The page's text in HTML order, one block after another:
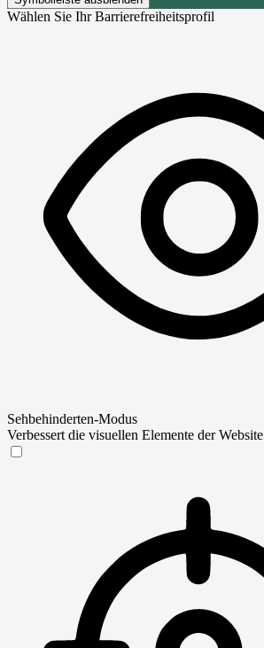
Wählen Sie Ihr Barrierefreiheitsprofil
Sehbehinderten-Modus
Verbessert die visuellen Elemente der Website